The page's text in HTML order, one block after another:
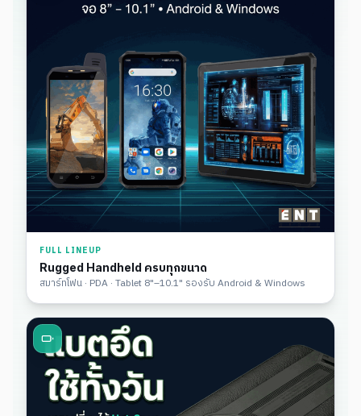
FULL LINEUP
Rugged Handheld ครบทุกขนาด
สมาร์ทโฟน · PDA · Tablet 8"–10.1" รองรับ Android & Windows